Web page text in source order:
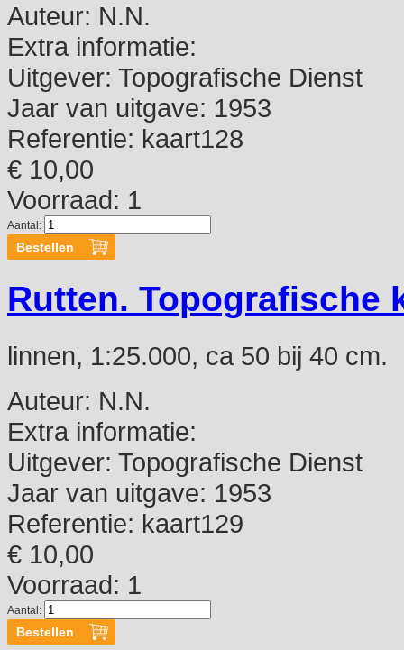
Auteur: N.N.
Extra informatie:
Uitgever: Topografische Dienst
Jaar van uitgave: 1953
Referentie: kaart128
€ 10,00
Voorraad: 1
Aantal:
Rutten. Topografische
linnen, 1:25.000, ca 50 bij 40 cm.
Auteur: N.N.
Extra informatie:
Uitgever: Topografische Dienst
Jaar van uitgave: 1953
Referentie: kaart129
€ 10,00
Voorraad: 1
Aantal: